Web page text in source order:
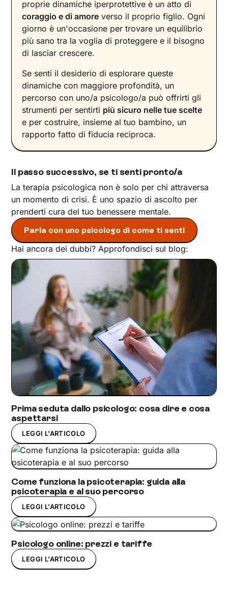
proprie dinamiche iperprotettive è un atto di
coraggio e di amore verso il proprio figlio. Ogni
giorno è un'occasione per trovare un equilibrio
più sano tra la voglia di proteggere e il bisogno
di lasciar crescere.
Se senti il desiderio di esplorare queste
dinamiche con maggiore profondità, un
percorso con uno/a psicologo/a può offrirti gli
strumenti per sentirti più sicuro nelle tue scelte
e per costruire, insieme al tuo bambino, un
rapporto fatto di fiducia reciproca.
Il passo successivo, se ti senti pronto/a
La terapia psicologica non è solo per chi attraversa
un momento di crisi. È uno spazio di ascolto per
prenderti cura del tuo benessere mentale.
Parla con uno psicologo di come ti senti
Hai ancora dei dubbi? Approfondisci sul blog:
Prima seduta dallo psicologo: cosa dire e cosa
aspettarsi
LEGGI L'ARTICOLO
Come funziona la psicoterapia: guida alla
psicoterapia e al suo percorso
LEGGI L'ARTICOLO
Psicologo online: prezzi e tariffe
LEGGI L'ARTICOLO